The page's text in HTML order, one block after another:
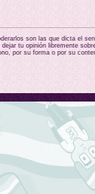
son las que dicta el
tu opinión libremente
por su forma o por su